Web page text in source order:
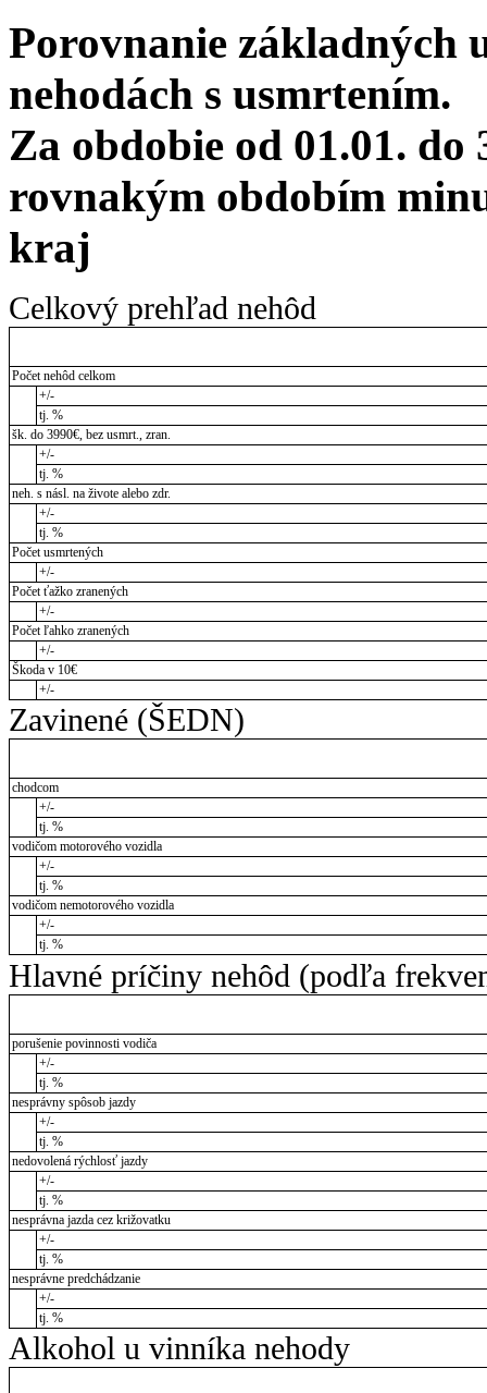
Porovnanie základných
nehodách s usmrtením.
Za obdobie od 01.01. do
rovnakým obdobím
kraj
Celkový prehľad nehôd
Počet nehôd celkom
+/-
tj. %
šk. do 3990€, bez usmrt., zran.
+/-
tj. %
neh. s násl. na živote alebo zdr.
+/-
tj. %
Počet usmrtených
+/-
Počet ťažko zranených
+/-
Počet ľahko zranených
+/-
Škoda v 10€
+/-
Zavinené (ŠEDN)
chodcom
+/-
tj. %
vodičom motorového vozidla
+/-
tj. %
vodičom nemotorového vozidla
+/-
tj. %
Hlavné príčiny nehôd (podľa
porušenie povinnosti vodiča
+/-
tj. %
nesprávny spôsob jazdy
+/-
tj. %
nedovolená rýchlosť jazdy
+/-
tj. %
nesprávna jazda cez križovatku
+/-
tj. %
nesprávne predchádzanie
+/-
tj. %
Alkohol u vinníka nehody